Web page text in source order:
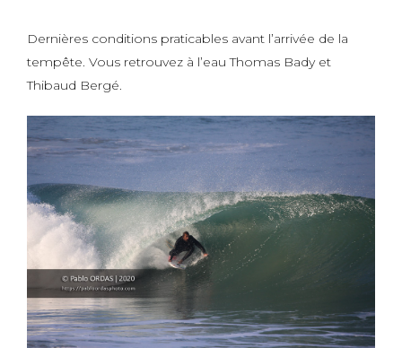
Dernières conditions praticables avant l’arrivée de la
tempête. Vous retrouvez à l’eau Thomas Bady et
Thibaud Bergé.